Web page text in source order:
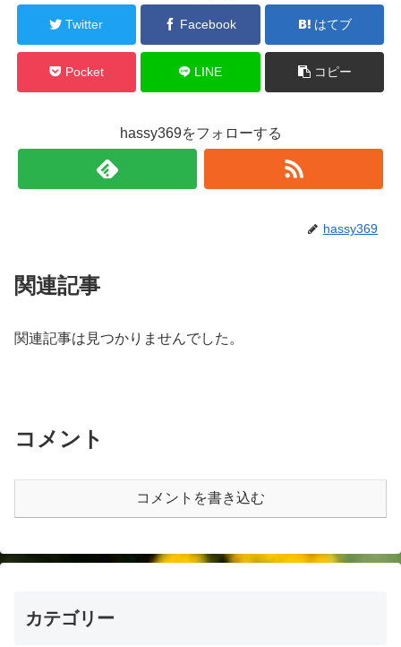
Twitter Facebook はてブ
Pocket LINE コピー
hassy369をフォローする
hassy369
関連記事
関連記事は見つかりませんでした。
コメント
コメントを書き込む
カテゴリー